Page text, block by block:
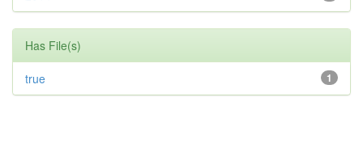
Has File(s)
1
true